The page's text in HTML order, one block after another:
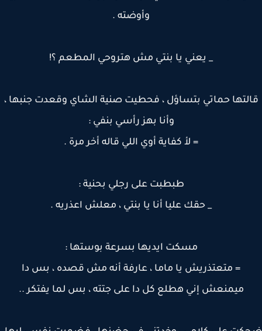
وأوضته .
_ يعني يا بنتي مش هتروحي المطعم ؟!
حماتي بتساؤل ، فحطيت صنية الشاي وقعدت جنبها ،
وأنا بهز رأسي بنفي :
= لأ كفاية أوي اللي قاله أخر مرة .
طبطبت على رجلي بحنية :
_ حقك عليا أنا يا بنتي ، معلش اعذريه .
مسكت ايديها بسرعة بوستها :
= متعتذريش يا ماما ، عارفة أنه مش قصده ، بس دا
ميمنعش إني هطلع كل دا على جتته ، بس لما يفتكر ..